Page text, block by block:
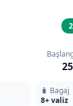
🧳 Bagaj
8+ valiz